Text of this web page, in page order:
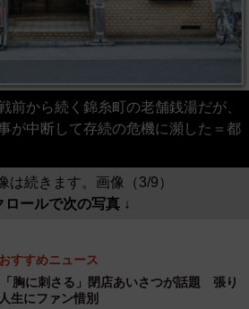
前から続く錦糸町の老舗銭湯だが、
が中断して存続の危機に瀕した＝都
は続きます。画像（3/9）
ロールで次の写真 ↓
おすすめニュース
胸に刺さる」閉店あいさつが話題 張り
生にファン惜別